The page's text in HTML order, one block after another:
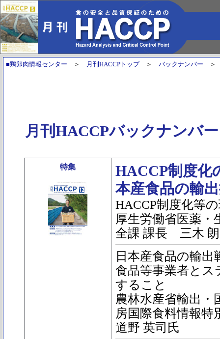
■鶏卵肉情報センター ＞ 月刊HACCPトップ＞ バックナンバー
月刊HACCPバックナンバー
特集
HACCP制度化
本産食品の輸
HACCP制度化等
厚生労働省医薬・
全課 課長 三木
日本産食品の輸出
食品等事業者と
すること
農林水産省輸出・
房国際食料情報特
道野 英司氏